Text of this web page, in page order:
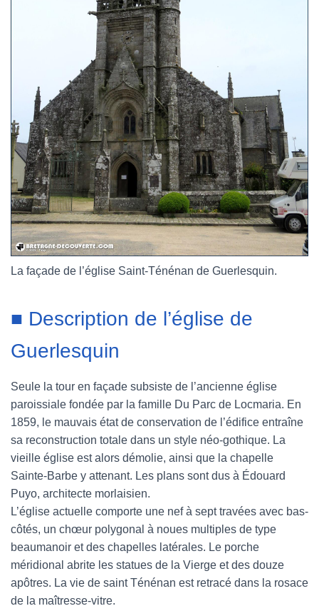
La façade de l’église Saint-Ténénan de Guerlesquin.
■ Description de l’église de
Guerlesquin
Seule la tour en façade subsiste de l’ancienne église
paroissiale fondée par la famille Du Parc de Locmaria. En
1859, le mauvais état de conservation de l’édifice entraîne
sa reconstruction totale dans un style néo-gothique. La
vieille église est alors démolie, ainsi que la chapelle
Sainte-Barbe y attenant. Les plans sont dus à Édouard
Puyo, architecte morlaisien.
L’église actuelle comporte une nef à sept travées avec bas-
côtés, un chœur polygonal à noues multiples de type
beaumanoir et des chapelles latérales. Le porche
méridional abrite les statues de la Vierge et des douze
apôtres. La vie de saint Ténénan est retracé dans la rosace
de la maîtresse-vitre.